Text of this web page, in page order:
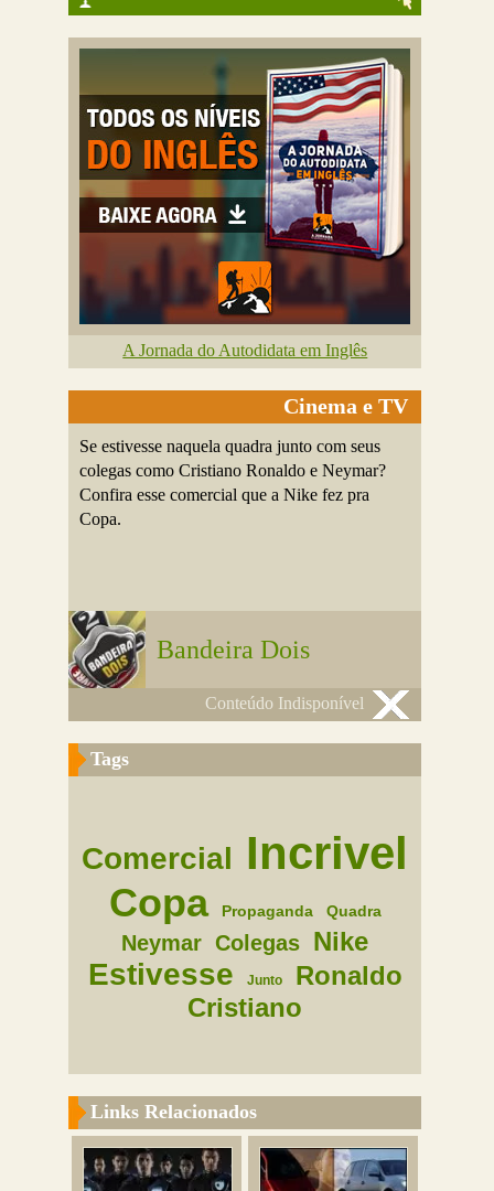
A Jornada do Autodidata em Inglês
Cinema e TV
Se estivesse naquela quadra junto com seus
colegas como Cristiano Ronaldo e Neymar?
Confira esse comercial que a Nike fez pra
Copa.
Bandeira Dois
Conteúdo Indisponível
Tags
Comercial Incrivel
Copa Propaganda Quadra
Neymar Colegas Nike
Estivesse Junto
Ronaldo
Cristiano
Links Relacionados